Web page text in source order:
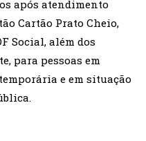
após atendimento
Cartão Prato Cheio,
Social, além dos
para pessoas em
e em situação